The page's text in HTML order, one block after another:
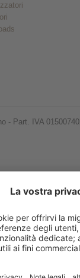
- Part. IVA